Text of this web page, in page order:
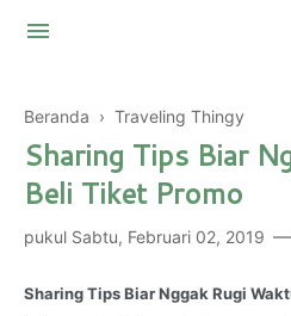
Touring Motor
Beranda › Traveling Thingy
Sharing Tips Biar
Beli Tiket Promo
pukul Sabtu, Februari 02, 2019
Sharing Tips Biar Nggak Rugi